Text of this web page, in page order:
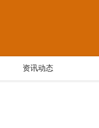
资讯动态